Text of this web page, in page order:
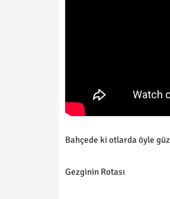
Bahçede ki otlarda öyle
Gezginin Rotası